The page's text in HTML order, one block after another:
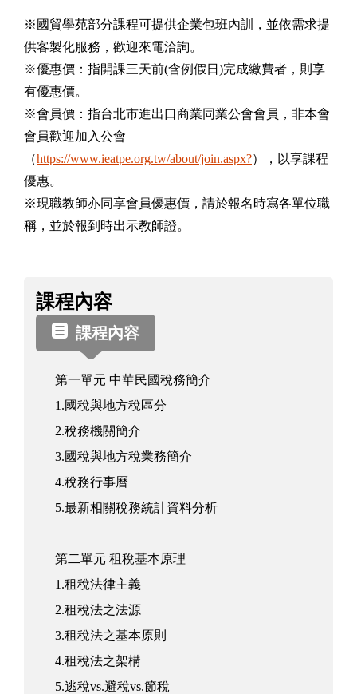
※國貿學苑部分課程可提供企業包班內訓，並依需求提
供客製化服務，歡迎來電洽詢。
※優惠價：指開課三天前(含例假日)完成繳費者，則享
有優惠價。
※會員價：指台北市進出口商業同業公會會員，非本會
會員歡迎加入公會
（https://www.ieatpe.org.tw/about/join.aspx?），以享課程
優惠。
※現職教師亦同享會員優惠價，請於報名時寫各單位職
稱，並於報到時出示教師證。
程
資
訊
課程內容
課程內容
第一單元 中華民國稅務簡介
1.國稅與地方稅區分
2.稅務機關簡介
3.國稅與地方稅業務簡介
4.稅務行事曆
5.最新相關稅務統計資料分析
第二單元 租稅基本原理
1.租稅法律主義
2.租稅法之法源
3.租稅法之基本原則
4.租稅法之架構
5.逃稅vs.避稅vs.節稅